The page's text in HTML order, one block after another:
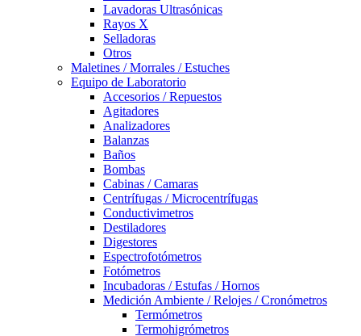
Lavadoras Ultrasónicas
Rayos X
Selladoras
Otros
Maletines / Morrales / Estuches
Equipo de Laboratorio
Accesorios / Repuestos
Agitadores
Analizadores
Balanzas
Baños
Bombas
Cabinas / Camaras
Centrífugas / Microcentrífugas
Conductivimetros
Destiladores
Digestores
Espectrofotómetros
Fotómetros
Incubadoras / Estufas / Hornos
Medición Ambiente / Relojes / Cronómetros
Termómetros
Termohigrómetros